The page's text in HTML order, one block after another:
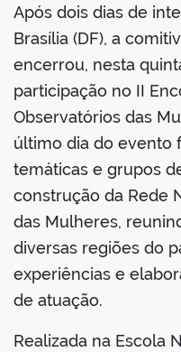
Após dois dias de
Brasília (DF), a
encerrou, nesta
participação no II
Observatórios das
último dia do evento
temáticas e grupos
construção da Rede
das Mulheres,
diversas regiões do
experiências e
de atuação.
Realizada na Escola